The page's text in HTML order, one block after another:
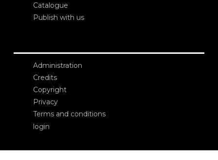
Catalogue
Publish with us
Administration
Credits
Copyright
Privacy
Terms and conditions
login